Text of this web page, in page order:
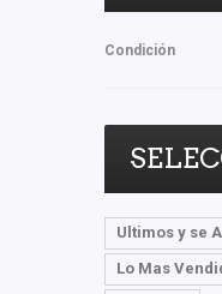
Condición
Ultimos y se
Lo Mas